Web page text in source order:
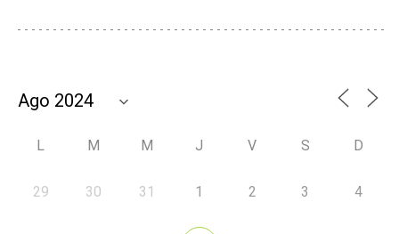
L M M J V S D
29 30 31 1 2 3 4